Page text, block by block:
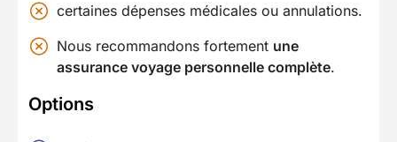
certaines dépenses médicales ou annulations.
Nous recommandons fortement une
assurance voyage personnelle complète.
Options